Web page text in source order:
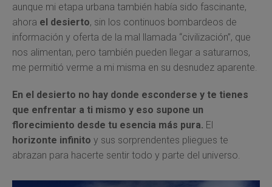
aunque mi etapa urbana también había sido fascinante,
ahora el desierto, sin los continuos bombardeos de
información y oferta de la mal llamada “civilización”, que
nos alimentan, pero también pueden llegar a saturarnos,
me permitió verme a mi misma en su desnudez aparente.
En el desierto no hay donde esconderse y te tienes
que enfrentar a ti mismo y eso supone un
florecimiento desde tu esencia más pura. El
horizonte infinito y sus sorprendentes pliegues te
abrazan para hacerte sentir todo y parte del universo.